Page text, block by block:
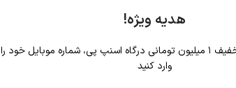
هدیه ویژه!
برای دریافت کد تخفیف ۱ میلیون تومانی درگاه اسنپ پی، شماره موبایل خود را
وارد کنید